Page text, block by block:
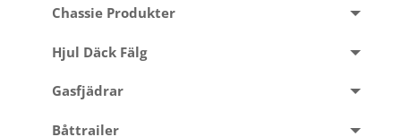
Chassie Produkter
Hjul Däck Fälg
Gasfjädrar
Båttrailer